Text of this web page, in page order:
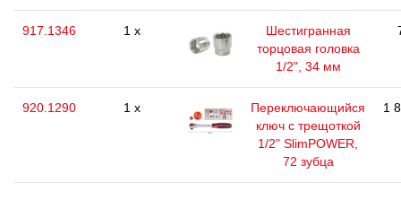
917.1346 1 x
Шестигранная
торцовая головка
1/2", 34 мм
920.1290 1 x
Переключающийся
ключ с трещоткой
1/2" SlimPOWER,
72 зубца
1